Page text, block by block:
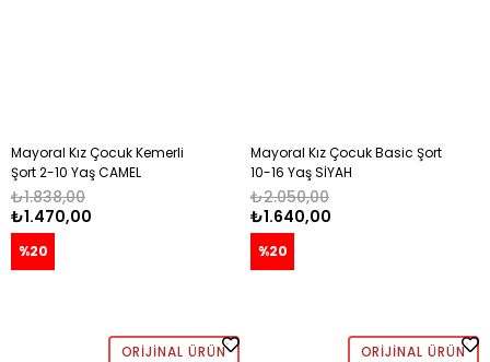
Mayoral Kız Çocuk Kemerli
Şort 2-10 Yaş CAMEL
₺1.470,00
₺1.838,00
%20
Mayoral Kız Çocuk Basic Şort
10-16 Yaş SİYAH
₺1.640,00
₺2.050,00
%20
ORIJINAL ÜRÜN ORIJINAL ÜRÜN